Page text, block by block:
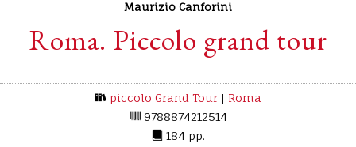
Maurizio Canforini
Roma. Piccolo grand tour
piccolo Grand Tour| Roma
9788874212514
184 pp.